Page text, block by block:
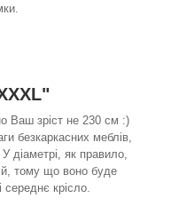
Ваш зріст не 230 см :)
безкаркасних меблів,
діаметрі, як правило,
тому що воно буде
середнє крісло.